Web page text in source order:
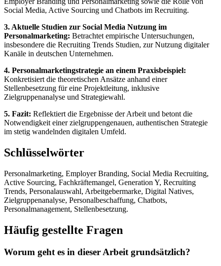
Social Media, Active Sourcing und Chatbots im Recruiting.
3. Aktuelle Studien zur Social Media Nutzung im
Personalmarketing: Betrachtet empirische Untersuchungen,
insbesondere die Recruiting Trends Studien, zur Nutzung digitaler
Kanäle in deutschen Unternehmen.
4. Personalmarketingstrategie an einem Praxisbeispiel:
Konkretisiert die theoretischen Ansätze anhand einer
Stellenbesetzung für eine Projektleitung, inklusive
Zielgruppenanalyse und Strategiewahl.
5. Fazit: Reflektiert die Ergebnisse der Arbeit und betont die
Notwendigkeit einer zielgruppengenauen, authentischen Strategie
im stetig wandelnden digitalen Umfeld.
Schlüsselwörter
Personalmarketing, Employer Branding, Social Media Recruiting,
Active Sourcing, Fachkräftemangel, Generation Y, Recruiting
Trends, Personalauswahl, Arbeitgebermarke, Digital Natives,
Zielgruppenanalyse, Personalbeschaffung, Chatbots,
Personalmanagement, Stellenbesetzung.
Häufig gestellte Fragen
Worum geht es in dieser Arbeit grundsätzlich?